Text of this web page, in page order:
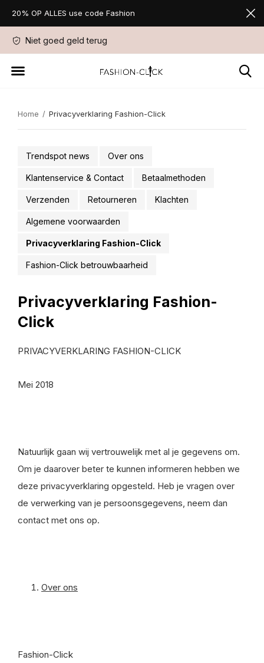
Niet goed geld terug
20% OP ALLES use code Fashion
Home Privacyverklaring Fashion-Click
Trendspot news Over ons
Klantenservice & Contact Betaalmethoden
Verzenden Retourneren Klachten
Algemene voorwaarden
Privacyverklaring Fashion-Click
Fashion-Click betrouwbaarheid
Privacyverklaring Fashion-
Click
PRIVACYVERKLARING FASHION-CLICK
Mei 2018
Natuurlijk gaan wij vertrouwelijk met al je gegevens om.
Om je daarover beter te kunnen informeren hebben we
deze privacyverklaring opgesteld. Heb je vragen over
de verwerking van je persoonsgegevens, neem dan
contact met ons op.
Over ons
Fashion-Click